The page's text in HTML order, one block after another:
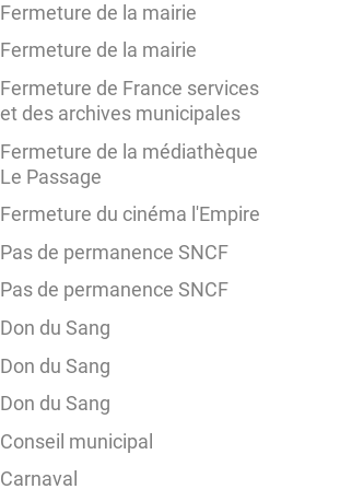
Fermeture de la mairie
Fermeture de la mairie
Fermeture de France services
et des archives municipales
Fermeture de la médiathèque
Le Passage
Fermeture du cinéma l'Empire
Pas de permanence SNCF
Pas de permanence SNCF
Don du Sang
Don du Sang
Don du Sang
Conseil municipal
Carnaval